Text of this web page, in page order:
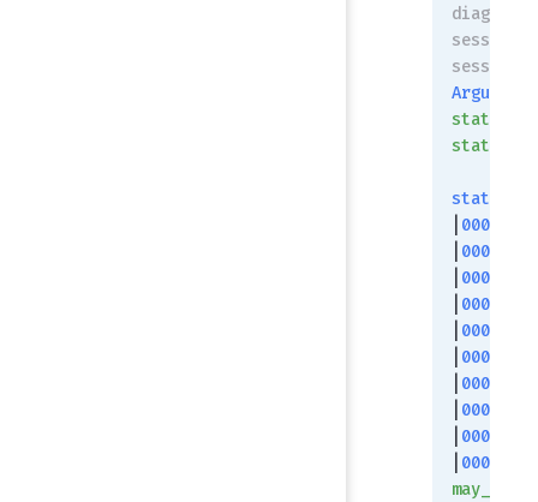
diagnose
session-
state1
may_dirty